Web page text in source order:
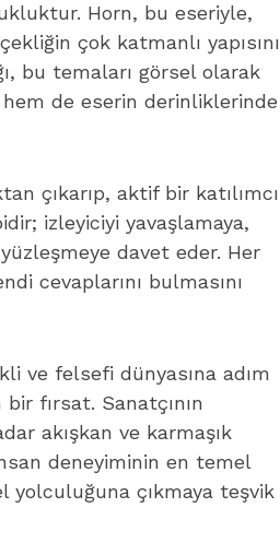
Horn, bu eseriyle,
çok katmanlı yapısını
bu temaları görsel olarak
hem de eserin derinliklerinde
çıkarıp, aktif bir katılımcı
izleyiciyi yavaşlamaya,
davet eder. Her
cevaplarını bulmasını
ve felsefi dünyasına adım
fırsat. Sanatçının
akışkan ve karmaşık
deneyiminin en temel
yolculuğuna çıkmaya teşvik